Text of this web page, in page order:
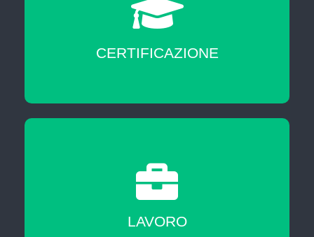
CERTIFICAZIONE
LAVORO
A fine corso sarai messo in contatto con